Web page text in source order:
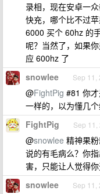
录相，现在安卓一
快充，哪个比不过
6000 买个 60hz 的
呢？当然了，如果
应 600hz 了
snowlee Sep 11,
@FightPig #81 你
一样的，以为懂几
FightPig Sep 11,
@snowlee 精神果
说的有毛病么？你
害，只能让人觉得
snowlee Sep 11,